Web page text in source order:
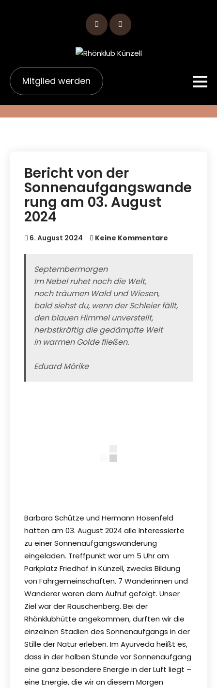
Mitglied werden
Bericht von der
Sonnenaufgangswande
rung am 03. August
2024
6. August 2024 Keine Kommentare
Septembermorgen
Im Nebel ruhet noch die Welt,
noch träumen Wald und Wiesen,
bald siehst du, wenn der Schleier fällt,
den blauen Himmel unverstellt,
herbstkräftig die gedämpfte Welt
in warmen Golde fließen.
Eduard Mörike
Barbara Schütze und Hermann Hosenfeld
hatten am 03. August 2024 alle Interessierte
zu einer Sonnenaufgangswanderung
eingeladen. Treffpunkt war um 5 Uhr am
Parkplatz Friedhof in Künzell, zwecks Bildung
von Fahrgemeinschaften. 7 Wanderinnen und
Wanderer waren dem Aufruf gefolgt. Unser
Ziel war der Rauschenberg. Bei der
Rhönklubhütte angekommen, durften wir die
einzelnen Stadien des Sonnenaufgangs in der
Stille der Natur erleben. Im Ayurveda heißt es,
dass in der halben Stunde vor Sonnenaufgang
eine ganz besondere Energie in der Luft liegt –
eine Energie, die wir an diesem Morgen